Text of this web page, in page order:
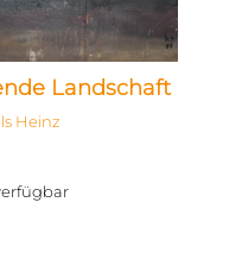
Landschaft
Heinz